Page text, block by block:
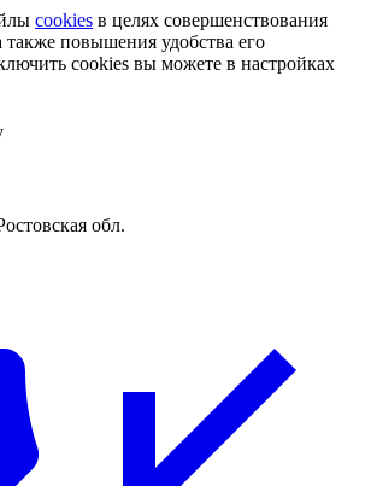
cookies в целях совершенствования
также повышения удобства его
cookies вы можете в настройках
обл.